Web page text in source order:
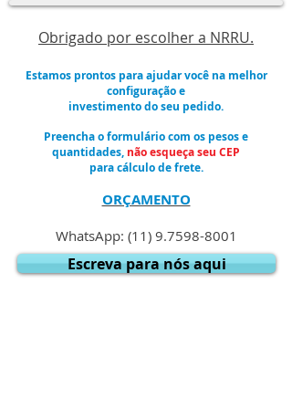
Obrigado por escolher a NRRU.
Estamos prontos para ajudar você na melhor
configuração e
investimento do seu pedido.
Preencha o formulário com os pesos e
quantidades, não esqueça seu CEP
para cálculo de frete.
ORÇAMENTO
WhatsApp: (11) 9.7598-8001
Escreva para nós aqui